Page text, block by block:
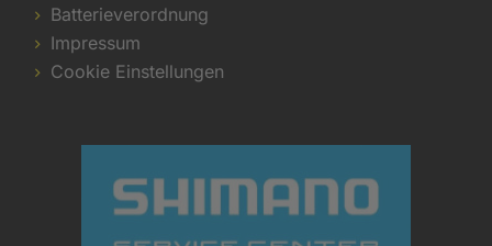
Batterieverordnung
Impressum
Cookie Einstellungen